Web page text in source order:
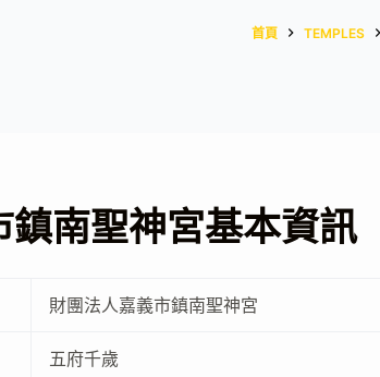
首頁 TEMPLES
鎮南聖神宮基本資訊
財團法人嘉義市鎮南聖神宮
五府千歲